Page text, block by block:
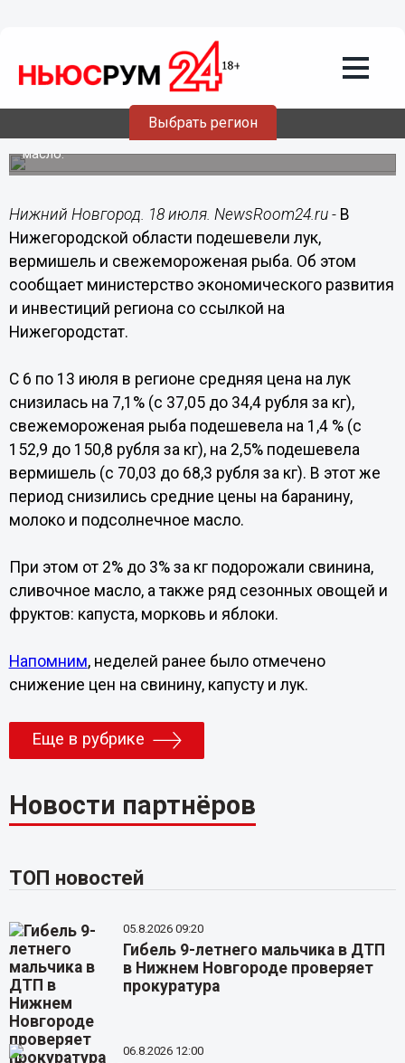
Выбрать регион
18.07.202009:41
Цены на рыбу, лук и вермишель
снизились в Нижегородской области
Также подешевели баранина, молоко и подсолнечное
масло.
Нижний Новгород. 18 июля. NewsRoom24.ru - В
Нижегородской области подешевели лук,
вермишель и свежемороженая рыба. Об этом
сообщает министерство экономического развития
и инвестиций региона со ссылкой на
Нижегородстат.
С 6 по 13 июля в регионе средняя цена на лук
снизилась на 7,1% (с 37,05 до 34,4 рубля за кг),
свежемороженая рыба подешевела на 1,4 % (с
152,9 до 150,8 рубля за кг), на 2,5% подешевела
вермишель (с 70,03 до 68,3 рубля за кг). В этот же
период снизились средние цены на баранину,
молоко и подсолнечное масло.
При этом от 2% до 3% за кг подорожали свинина,
сливочное масло, а также ряд сезонных овощей и
фруктов: капуста, морковь и яблоки.
Напомним, неделей ранее было отмечено
снижение цен на свинину, капусту и лук.
Еще в рубрике
Новости партнёров
ТОП новостей
05.8.2026 09:20
Гибель 9-летнего мальчика в ДТП
в Нижнем Новгороде проверяет
прокуратура
06.8.2026 12:00